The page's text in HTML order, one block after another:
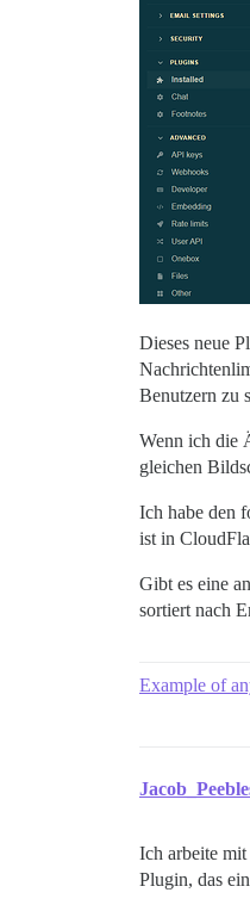
Dieses neue
Benutzern zu
Wenn ich die
gleichen
Ich habe den
ist in
Gibt es eine
sortiert nach
Example of
Ich arbeite mit
Plugin, das